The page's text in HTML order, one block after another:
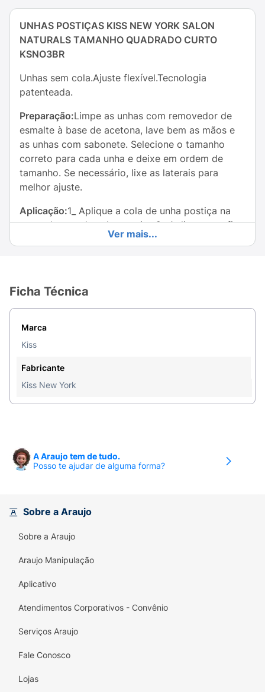
UNHAS POSTIÇAS KISS NEW YORK SALON
NATURALS TAMANHO QUADRADO CURTO
KSNO3BR
Unhas sem cola.Ajuste flexível.Tecnologia
patenteada.
Preparação:Limpe as unhas com removedor de
esmalte à base de acetona, lave bem as mãos e
as unhas com sabonete. Selecione o tamanho
correto para cada unha e deixe em ordem de
tamanho. Se necessário, lixe as laterais para
melhor ajuste.
Aplicação:1_ Aplique a cola de unha postiça na
parte de traz da unha postiça.2_ Aplique uma fina
camada de cola na unha natural.3_ Começando
Dica: Aplique uma quantidade suficiente de cola
para evitar bolhas de ar. Assim garante uma
Remoção:
camada protetora.3_ Cubra as unhas com
chumaços de algodão, umedecidos com
removedor de unhas postiças, envolvendo-as em
Ver mais...
Ficha Técnica
Marca
Kiss
Fabricante
Kiss New York
A Araujo tem de tudo.
Posso te ajudar de alguma forma?
Sobre a Araujo
Sobre a Araujo
Araujo Manipulação
Aplicativo
Atendimentos Corporativos - Convênio
Serviços Araujo
Fale Conosco
Lojas